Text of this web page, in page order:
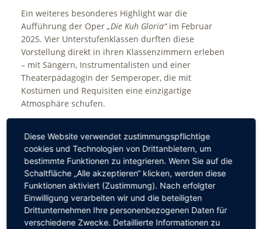
Ein weiteres besonderes Highlight war die
Aufführung der Oper „Die Kuh Gloria“im Februar
2025. Vier Unterstufenklassen durften diese
Vorstellung direkt in ihren Klassenzimmern erleben
– mit Sängern, Instrumentalisten und einer
Theaterpädagogin der Semperoper, die mit
Kostümen und Requisiten eine einzigartige
Atmosphäre schufen.
auch Opernbesuche in Dresden auf dem Programm:
Im März und Juni 2025 werden vier Schulklassen die
Werke„Das Kind und der Zauberspuk“von Maurice
Ravel sowie„La Bohème“von Giacomo Puccini
besuchen.
Berufsberatung
Diese Website verwendet zustimmungspflichtige
cookies und Technologien von Drittanbietern, um
bestimmte Funktionen zu integrieren. Wenn Sie auf die
Schaltfläche „Alle akzeptieren“ klicken, werden diese
Funktionen aktiviert (Zustimmung). Nach erfolgter
Einwilligung verarbeiten wir und die beteiligten
Drittunternehmen Ihre personenbezogenen Daten für
verschiedene Zwecke. Detaillierte Informationen zu